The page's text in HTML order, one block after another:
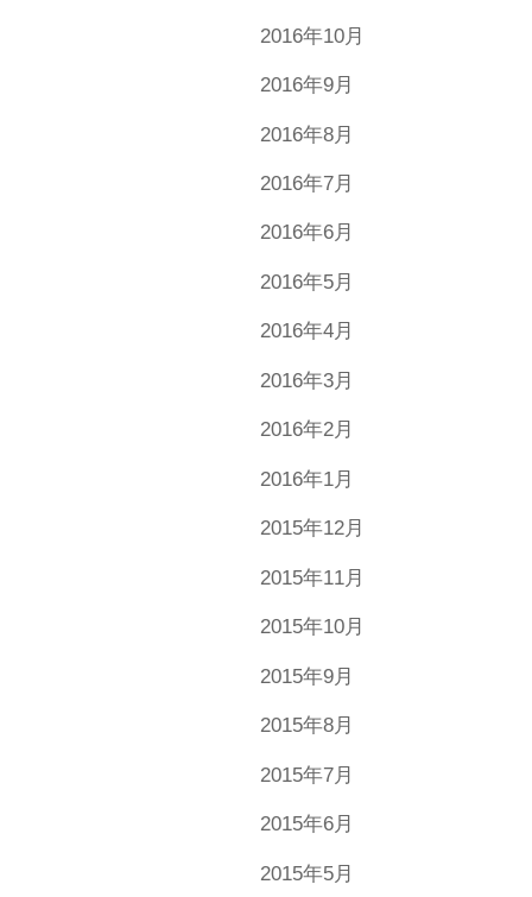
2016年10月
2016年9月
2016年8月
2016年7月
2016年6月
2016年5月
2016年4月
2016年3月
2016年2月
2016年1月
2015年12月
2015年11月
2015年10月
2015年9月
2015年8月
2015年7月
2015年6月
2015年5月